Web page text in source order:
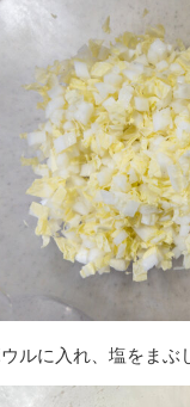
に入れ、塩をまぶ